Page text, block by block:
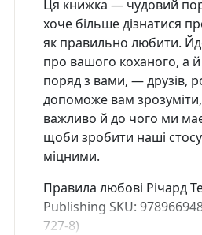
Ця книжка — чудовий
хоче більше дізнатися
як правильно любити.
про вашого коханого, а й
поряд з вами, — друзів,
допоможе вам
важливо й до чого ми
щоби зробити наші
міцними.
Правила любові Річард
Publishing SKU:
727-8)